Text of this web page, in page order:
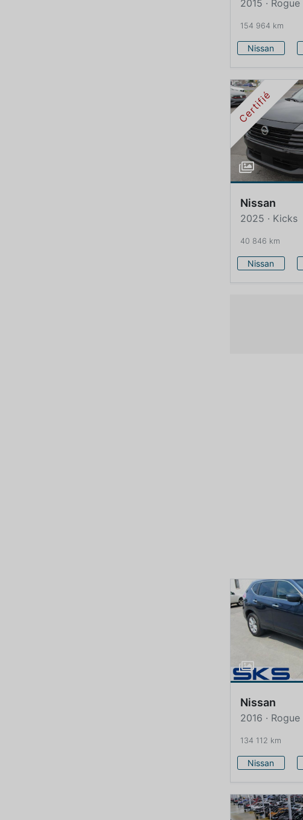
2015 · Rogue
154 964 km
Nissan
Certifié
Nissan
2025 · Kicks
40 846 km
Nissan
Nissan
2016 · Rogue
134 112 km
Nissan